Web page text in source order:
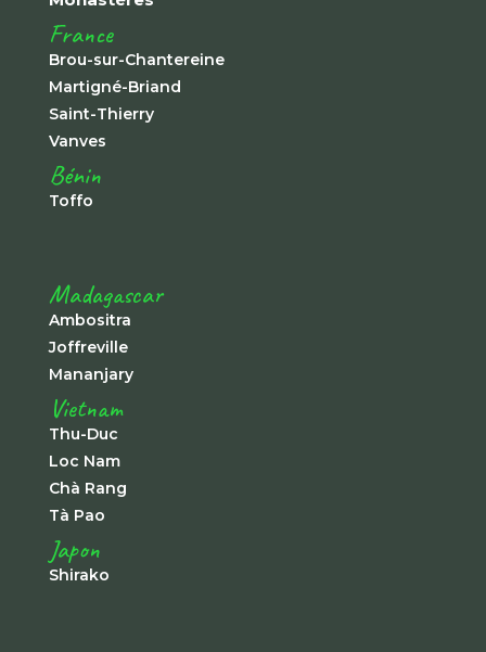
France
Brou-sur-Chantereine
Martigné-Briand
Saint-Thierry
Vanves
Bénin
Toffo
Madagascar
Ambositra
Joffreville
Mananjary
Vietnam
Thu-Duc
Loc Nam
Chà Rang
Tà Pao
Japon
Shirako